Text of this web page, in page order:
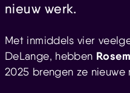
nieuw werk.
Met inmiddels vier
DeLange, hebben
2025 brengen ze